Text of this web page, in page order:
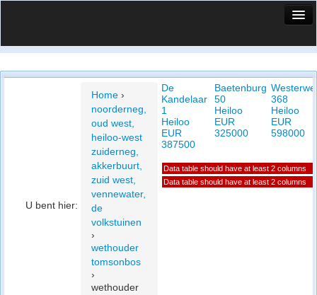
Vergelijk prijsposities - wijk
Cookie beleid
U bent hier:
Home ›
noorderneg,
oud west,
heiloo-west
zuiderneg,
akkerbuurt,
zuid west,
vennewater,
de
volkstuinen
›
wethouder
tomsonbos
›
wethouder
De
Kandelaar
1
Heiloo
EUR
387500
Baetenburg
50
Heiloo
EUR
325000
368
Heiloo
EUR
598000
Data table should have at least 2 columns
Data table should have at least 2 columns